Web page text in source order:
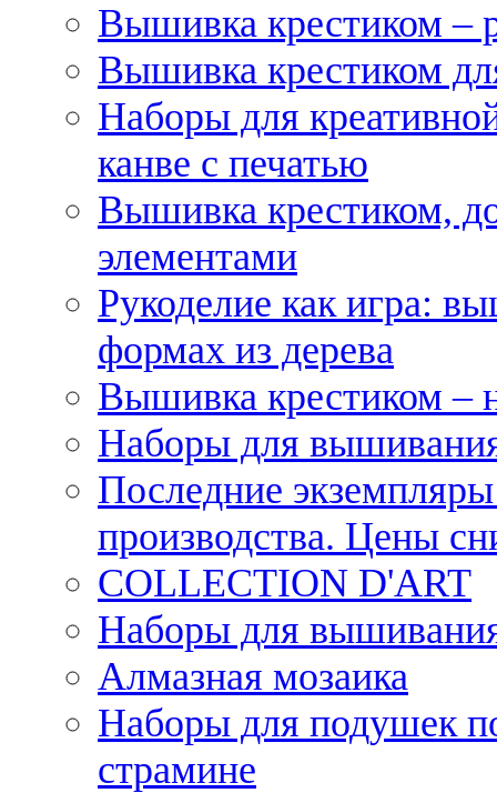
Вышивка крестиком –
Вышивка крестиком
Наборы для
канве с печатью
Вышивка крестиком,
элементами
Рукоделие как игра:
формах из дерева
Вышивка крестиком –
Наборы для
Последние
производства. Цены
COLLECTION D'ART
Наборы для
Алмазная мозаика
Наборы для подушек
страмине